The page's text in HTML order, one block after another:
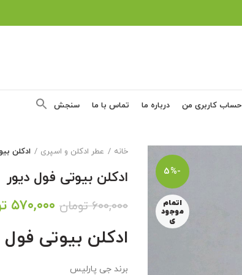
حساب کاربری من درباره ما تماس با ما سنجش
-5%
اتمام
موجود
ی
خانه عطر ادکلن و اسپری ادکلن
ادکلن بیوتی فول دیور
۶۰۰,۰۰۰ تومان قیمت
بود.
۵۷۰,۰۰۰
ادکلن بیوتی فول
برند جی پارلیس